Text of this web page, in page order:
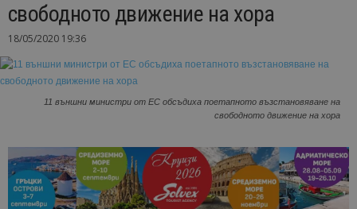
свободното движение на хора
18/05/2020 19:36
11 външни министри от ЕС обсъдиха поетапното възстановяване на
свободното движение на хора